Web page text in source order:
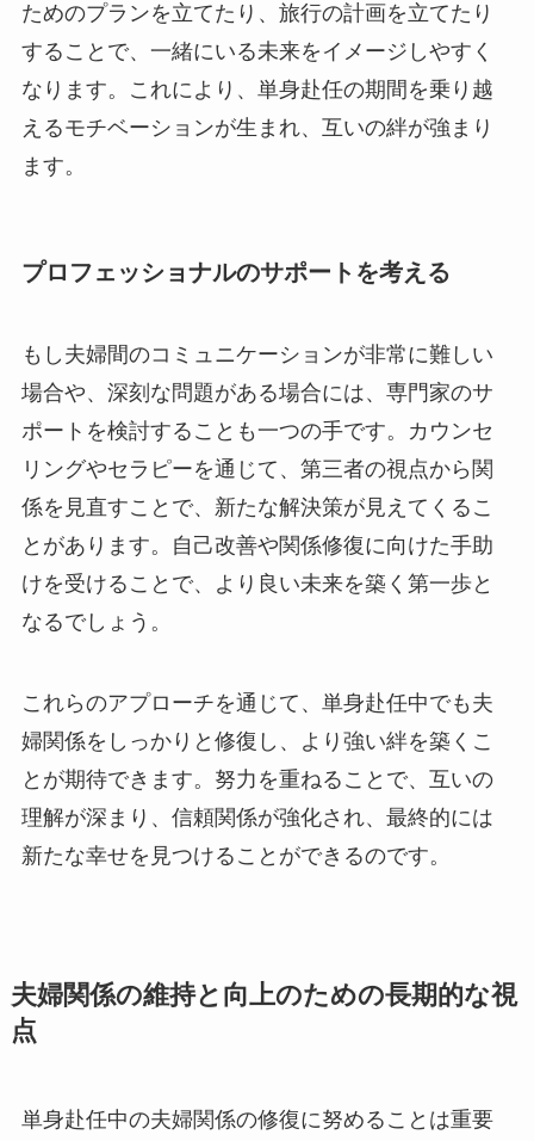
ためのプランを立てたり、旅行の計画を立てたり
することで、一緒にいる未来をイメージしやすく
なります。これにより、単身赴任の期間を乗り越
えるモチベーションが生まれ、互いの絆が強まり
ます。
プロフェッショナルのサポートを考える
もし夫婦間のコミュニケーションが非常に難しい
場合や、深刻な問題がある場合には、専門家のサ
ポートを検討することも一つの手です。カウンセ
リングやセラピーを通じて、第三者の視点から関
係を見直すことで、新たな解決策が見えてくるこ
とがあります。自己改善や関係修復に向けた手助
けを受けることで、より良い未来を築く第一歩と
なるでしょう。
これらのアプローチを通じて、単身赴任中でも夫
婦関係をしっかりと修復し、より強い絆を築くこ
とが期待できます。努力を重ねることで、互いの
理解が深まり、信頼関係が強化され、最終的には
新たな幸せを見つけることができるのです。
夫婦関係の維持と向上のための長期的な視
点
単身赴任中の夫婦関係の修復に努めることは重要